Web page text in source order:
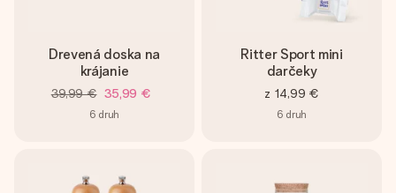
Drevená doska na
krájanie
39,99 € 35,99 €
6 druh
Ritter Sport mini
darčeky
z 14,99 €
6 druh